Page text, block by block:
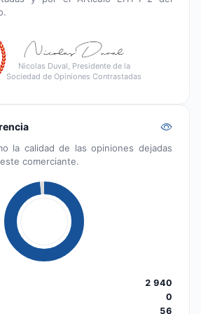
Nicolas Duval, Presidente de la
Sociedad de Opiniones Contrastadas
la calidad de las opiniones dejadas
comerciante.
2 940
0
56